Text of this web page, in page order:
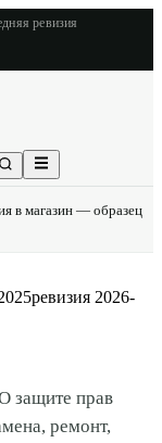
ревизия
в магазин — образец
ревизия 2026-
защите прав
ремонт,